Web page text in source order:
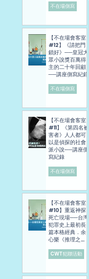
寫紀錄
不在場側寫
【不在場會客室
#12】《請把門
鎖好》──皇冠大
眾小說獎百萬得
主的二十年回顧
──講座側寫紀錄
不在場側寫
【不在場會客室
#11】《第四名被
害者》人人都可
以是偵探的社會
派小說──講座側
寫紀錄
不在場側寫
【不在場會客室
#10】重返神探
死亡現場──台灣
犯罪史上最初長
篇本格經典．余
心樂《推理之
導
CWT犯聯活動